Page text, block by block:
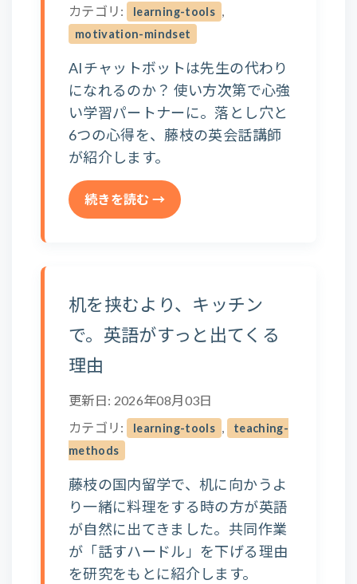
カテゴリ:
learning-tools ,
motivation-mindset
AIチャットボットは先生の代わり
になれるのか？ 使い方次第で心強
い学習パートナーに。落とし穴と
6つの心得を、藤枝の英会話講師
が紹介します。
続きを読む →
机を挟むより、キッチン
で。英語がすっと出てくる
理由
更新日: 2026年08月03日
カテゴリ:
learning-tools ,
teaching-
methods
藤枝の国内留学で、机に向かうよ
り一緒に料理をする時の方が英語
が自然に出てきました。共同作業
が「話すハードル」を下げる理由
を研究をもとに紹介します。